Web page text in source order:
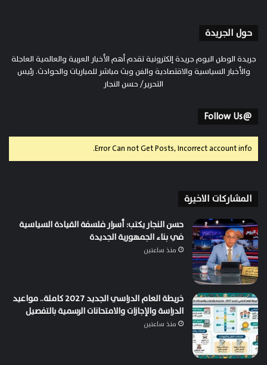
حول الجريدة
جريدة الوطن اليوم جريدة إلكترونية تقدم أهم الأخبار العربية والعالمية العاجلة
والأخبار السياسية والاقتصادية والفن وبث مباشر للمباريات والحوادث. رئيس
التحرير/ حسن النجار
@Follow Us
Error Can not Get Posts, Incorrect account info.
المشاركات الاخيرة
حسن النجار يكتب: أسرار فلسفة القيادة السياسية
في بناء الجمهورية الجديدة
منذ ساعتين
خريطة العام الدراسي الجديد 2027 كاملة.. مواعيد
الدراسة والإجازات والامتحانات الرسمية بالتفصيل
منذ ساعتين